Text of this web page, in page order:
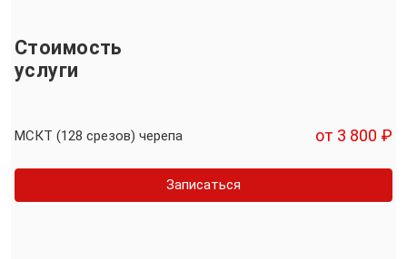
Стоимость
услуги
МСКТ (128 срезов) черепа от 3 800 ₽
Записаться